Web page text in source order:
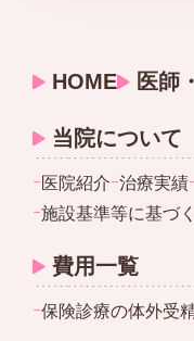
HOME 医師
当院について
ｰ医院紹介ｰ治療実績
ｰ施設基準等に基づ
費用一覧
ｰ保険診療の体外受